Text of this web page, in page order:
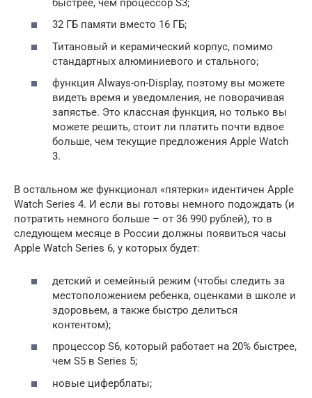
32 ГБ памяти вместо 16 ГБ;
Титановый и керамический корпус, помимо
стандартных алюминиевого и стального;
функция Always-on-Display, поэтому вы можете
видеть время и уведомления, не поворачивая
запястье. Это классная функция, но только вы
можете решить, стоит ли платить почти вдвое
больше, чем текущие предложения Apple Watch
3.
В остальном же функционал «пятерки» идентичен Apple
Watch Series 4. И если вы готовы немного подождать (и
потратить немного больше – от 36 990 рублей), то в
следующем месяце в России должны появиться часы
Apple Watch Series 6, у которых будет:
детский и семейный режим (чтобы следить за
местоположением ребенка, оценками в школе и
здоровьем, а также быстро делиться
контентом);
процессор S6, который работает на 20% быстрее,
чем S5 в Series 5;
новые циферблаты;